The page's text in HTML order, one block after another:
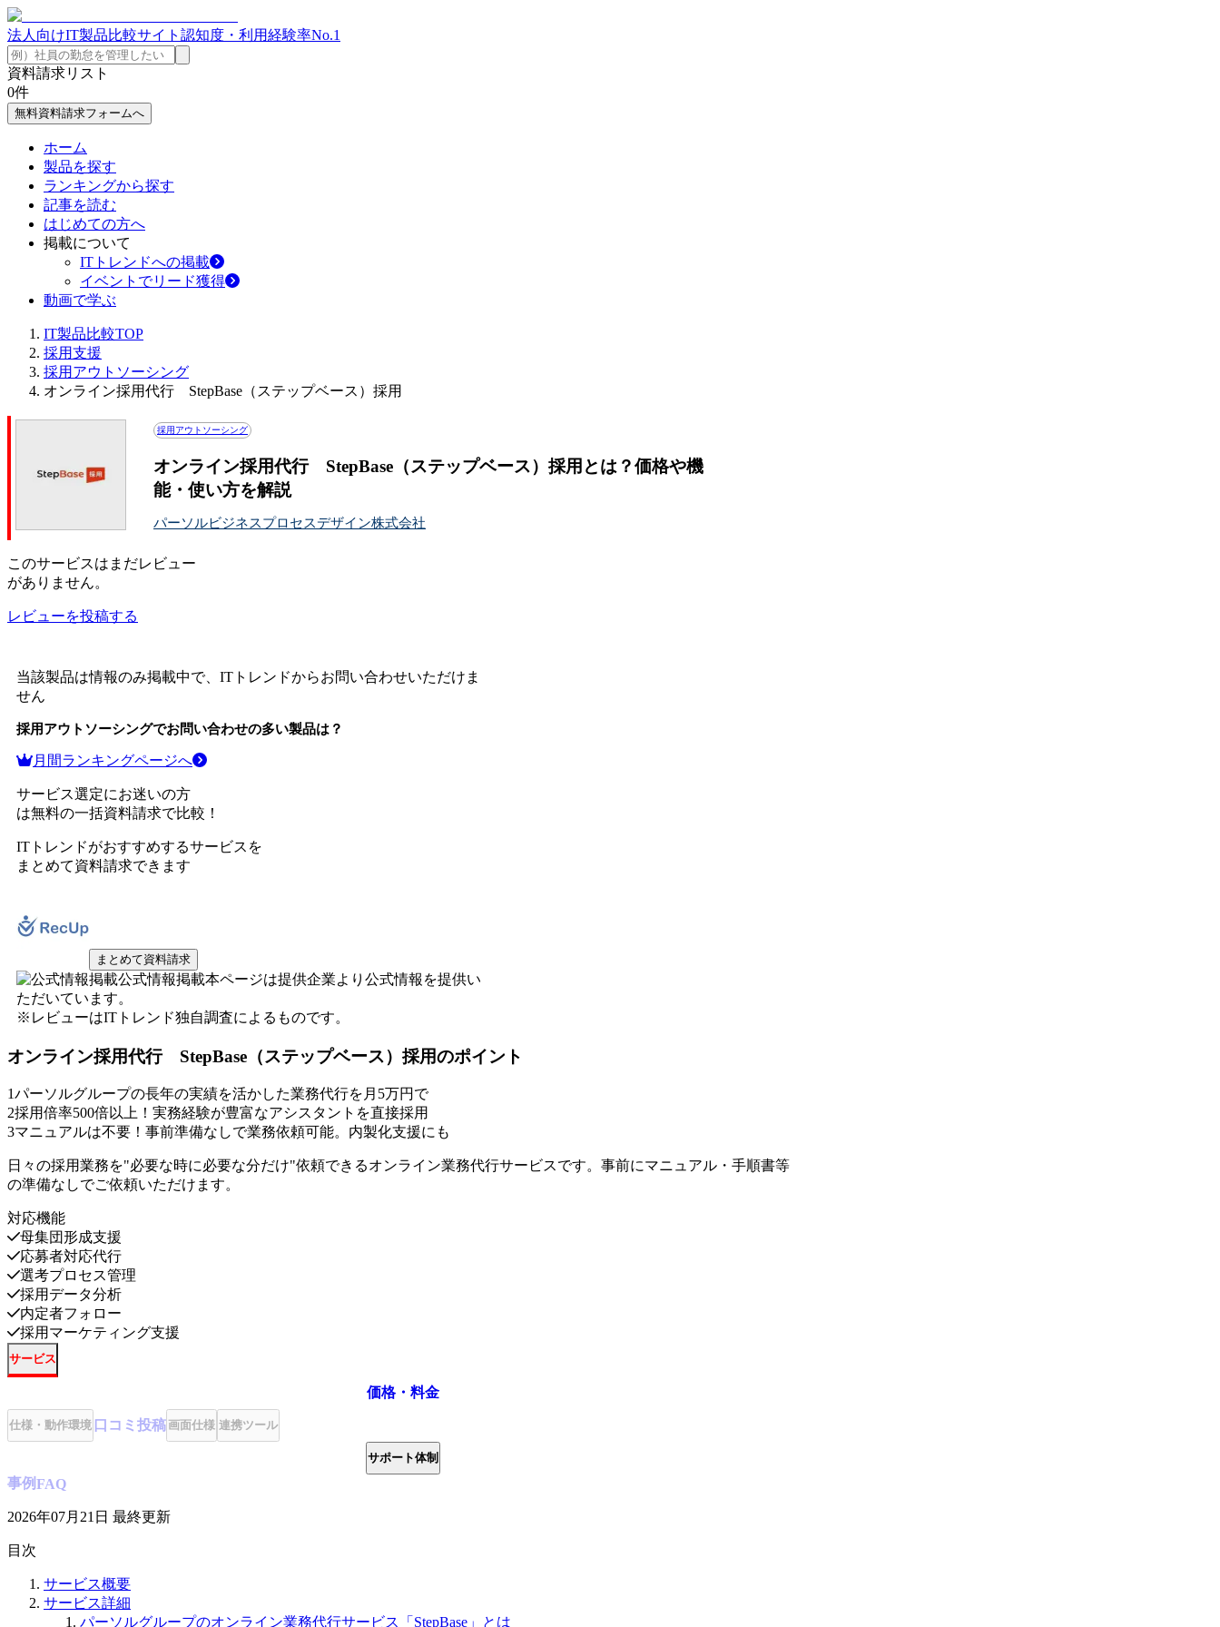
法人向けIT製品比較サイト 認知度・利用経験率No.1
資料請求リスト
0件
無料資料請求フォームへ
ホーム
製品を探す
ランキングから探す
記事を読む
はじめての方へ
掲載について
ITトレンドへの掲載
イベントでリード獲得
動画で学ぶ
IT製品比較TOP
採用支援
採用アウトソーシング
オンライン採用代行 StepBase（ステップベース）採用
採用アウトソーシング
オンライン採用代行 StepBase（ステップベース）採用とは？価格や機
能・使い方を解説
パーソルビジネスプロセスデザイン株式会社
このサービスはまだレビュー
がありません。
レビューを投稿する
当該製品は情報のみ掲載中で、ITトレンドからお問い合わせいただけま
せん
採用アウトソーシングでお問い合わせの多い製品は？
月間ランキングページへ
サービス選定にお迷いの方
は無料の一括資料請求で比較！
ITトレンドがおすすめするサービスを
まとめて資料請求できます
まとめて資料請求
公式情報掲載本ページは提供企業より公式情報を提供い
ただいています。
※レビューはITトレンド独自調査によるものです。
オンライン採用代行 StepBase（ステップベース）採用のポイント
1パーソルグループの長年の実績を活かした業務代行を月5万円で
2採用倍率500倍以上！実務経験が豊富なアシスタントを直接採用
3マニュアルは不要！事前準備なしで業務依頼可能。内製化支援にも
日々の採用業務を"必要な時に必要な分だけ"依頼できるオンライン業務代行サービスです。事前にマニュアル・手順書等
の準備なしでご依頼いただけます。
対応機能
母集団形成支援
応募者対応代行
選考プロセス管理
採用データ分析
内定者フォロー
採用マーケティング支援
サービス
価格・料金
仕様・動作環境 口コミ 投稿画面仕様 連携ツール
サポート体制
事例FAQ
2026年07月21日 最終更新
目次
サービス概要
サービス詳細
パーソルグループのオンライン業務代行サービス「StepBase」とは